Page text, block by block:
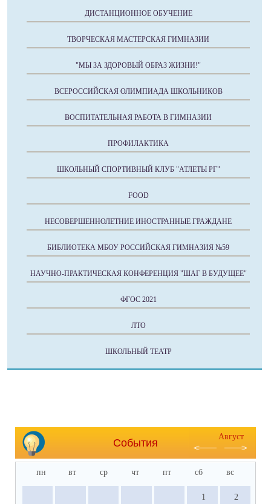
ДИСТАНЦИОННОЕ ОБУЧЕНИЕ
ТВОРЧЕСКАЯ МАСТЕРСКАЯ ГИМНАЗИИ
"МЫ ЗА ЗДОРОВЫЙ ОБРАЗ ЖИЗНИ!"
ВСЕРОССИЙСКАЯ ОЛИМПИАДА ШКОЛЬНИКОВ
ВОСПИТАТЕЛЬНАЯ РАБОТА В ГИМНАЗИИ
ПРОФИЛАКТИКА
ШКОЛЬНЫЙ СПОРТИВНЫЙ КЛУБ "АТЛЕТЫ РГ"
FOOD
НЕСОВЕРШЕННОЛЕТНИЕ ИНОСТРАННЫЕ ГРАЖДАНЕ
БИБЛИОТЕКА МБОУ РОССИЙСКАЯ ГИМНАЗИЯ №59
НАУЧНО-ПРАКТИЧЕСКАЯ КОНФЕРЕНЦИЯ "ШАГ В БУДУЩЕЕ"
ФГОС 2021
ЛТО
ШКОЛЬНЫЙ ТЕАТР
События
Август
пн вт ср чт пт сб вс
1 2